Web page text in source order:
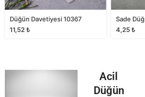
Düğün Davetiyesi 10367
11,52₺
Sade
4,25₺
Acil
Düğün